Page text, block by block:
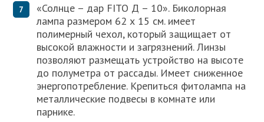
«Солнце – дар FITO Д – 10». Биколорная
лампа размером 62 х 15 см. имеет
полимерный чехол, который защищает от
высокой влажности и загрязнений. Линзы
позволяют размещать устройство на высоте
до полуметра от рассады. Имеет сниженное
энергопотребление. Крепиться фитолампа на
металлические подвесы в комнате или
парнике.